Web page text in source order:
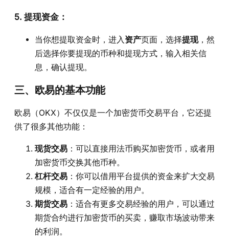
5.提现资金：
当你想提取资金时，进入资产页面，选择提现，然
后选择你要提现的币种和提现方式，输入相关信
息，确认提现。
三、欧易的基本功能
欧易（OKX）不仅仅是一个加密货币交易平台，它还提
供了很多其他功能：
现货交易 ：可以直接用法币购买加密货币，或者用
加密货币交换其他币种。
杠杆交易 ：你可以借用平台提供的资金来扩大交易
规模，适合有一定经验的用户。
期货交易 ：适合有更多交易经验的用户，可以通过
期货合约进行加密货币的买卖，赚取市场波动带来
的利润。